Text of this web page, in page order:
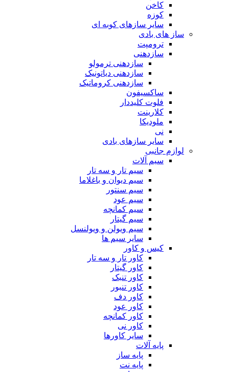
کاخن
کوزه
سایر سازهای کوبه ای
ساز های بادی
ترومپت
سازدهنی
سازدهنی ترمولو
سازدهنی دیاتونیک
سازدهنی کروماتیک
ساکسیفون
فلوت کلیددار
کلارینت
ملودیکا
نی
سایر سازهای بادی
لوازم جانبی
سیم آلات
سیم تار و سه تار
سیم دیوان و باغلاما
سیم سنتور
سیم عود
سیم کمانچه
سیم گیتار
سیم ویولن و ویولنسل
سایر سیم ها
کیس و کاور
کاور تار و سه تار
کاور گیتار
کاور تنبک
کاور تنبور
کاور دف
کاور عود
کاور کمانچه
کاور نی
سایر کاورها
پایه آلات
پایه ساز
پایه نت